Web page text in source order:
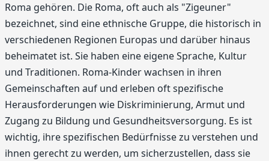
Roma gehören. Die Roma, oft auch als "Zigeuner"
bezeichnet, sind eine ethnische Gruppe, die historisch in
verschiedenen Regionen Europas und darüber hinaus
beheimatet ist. Sie haben eine eigene Sprache, Kultur
und Traditionen. Roma-Kinder wachsen in ihren
Gemeinschaften auf und erleben oft spezifische
Herausforderungen wie Diskriminierung, Armut und
Zugang zu Bildung und Gesundheitsversorgung. Es ist
wichtig, ihre spezifischen Bedürfnisse zu verstehen und
ihnen gerecht zu werden, um sicherzustellen, dass sie